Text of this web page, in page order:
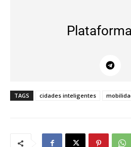
TAGS cidades inteligentes